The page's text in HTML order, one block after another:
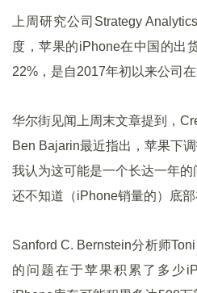
上周研究公司Strategy
度，苹果的iPhone在中国的出
22%，是自2017年初以来公司
华尔街见闻上周末文章提到，
Ben Bajarin最近指出，苹果下
我认为这可能是一个长达一年
还不知道（iPhone销量的）底部
Sanford C. Bernstein分析师
的问题在于苹果积累了多少